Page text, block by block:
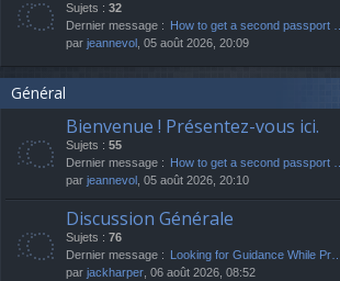
Sujets : 32
Dernier message : How to get a second passport …
par jeannevol , 05 août 2026, 20:09
Général
Bienvenue ! Présentez-vous ici.
Sujets : 55
Dernier message : How to get a second passport …
par jeannevol , 05 août 2026, 20:10
Discussion Générale
Sujets : 76
Dernier message : Looking for Guidance While Pr…
par jackharper , 06 août 2026, 08:52